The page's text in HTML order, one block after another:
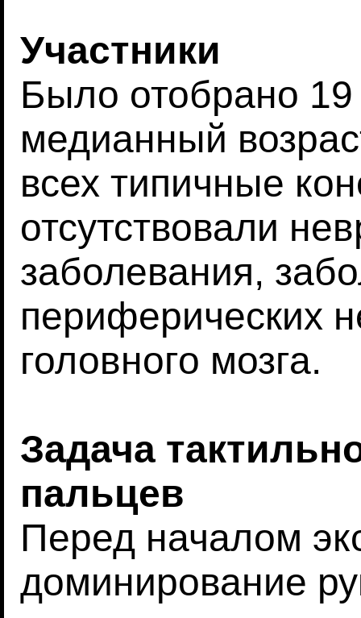
Участники
Было отобрано 19
медианный
всех типичные
отсутствовали
заболевания,
периферических
головного мозга.
Задача
пальцев
Перед началом
доминирование